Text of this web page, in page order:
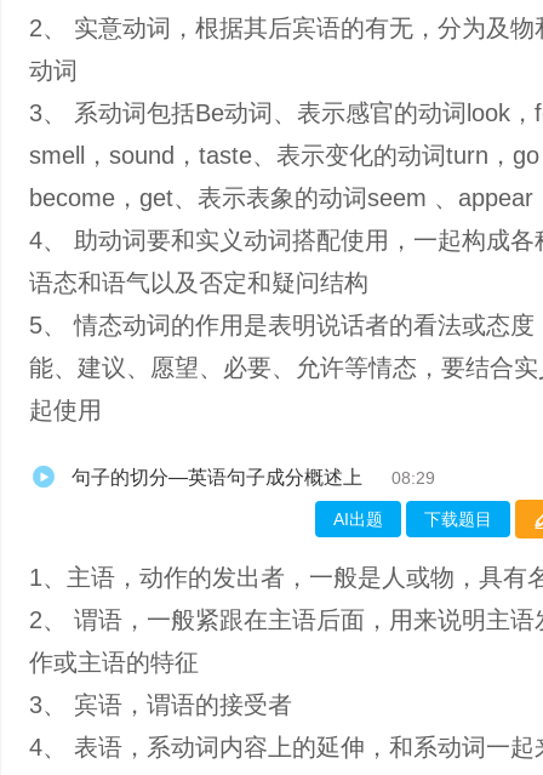
2、 实意动词，根据其后宾语的有无，分为及物
动词
3、 系动词包括Be动词、表示感官的动词look，
smell，sound，taste、表示变化的动词turn，
become，get、表示表象的动词seem 、appear
4、 助动词要和实义动词搭配使用，一起构成各
语态和语气以及否定和疑问结构
5、 情态动词的作用是表明说话者的看法或态度
能、建议、愿望、必要、允许等情态，要结合
起使用
句子的切分—英语句子成分概述上 08:29
AI出题 下载题目
1、主语，动作的发出者，一般是人或物，具有
2、 谓语，一般紧跟在主语后面，用来说明主语
作或主语的特征
3、 宾语，谓语的接受者
4、 表语，系动词内容上的延伸，和系动词一起